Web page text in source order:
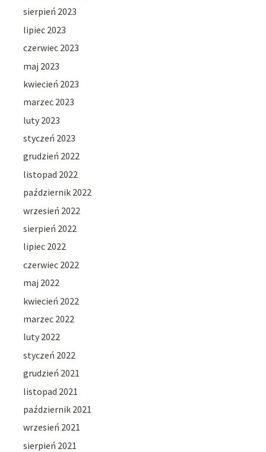
sierpień 2023
lipiec 2023
czerwiec 2023
maj 2023
kwiecień 2023
marzec 2023
luty 2023
styczeń 2023
grudzień 2022
listopad 2022
październik 2022
wrzesień 2022
sierpień 2022
lipiec 2022
czerwiec 2022
maj 2022
kwiecień 2022
marzec 2022
luty 2022
styczeń 2022
grudzień 2021
listopad 2021
październik 2021
wrzesień 2021
sierpień 2021